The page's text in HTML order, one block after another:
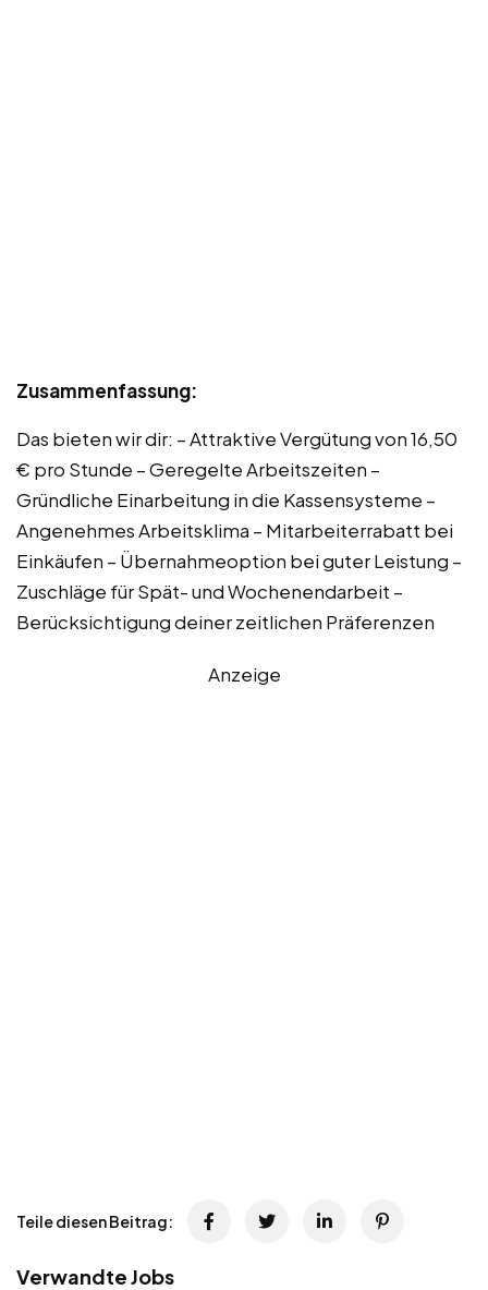
Zusammenfassung:
Das bieten wir dir: – Attraktive Vergütung von 16,50
€ pro Stunde – Geregelte Arbeitszeiten –
Gründliche Einarbeitung in die Kassensysteme –
Angenehmes Arbeitsklima – Mitarbeiterrabatt bei
Einkäufen – Übernahmeoption bei guter Leistung –
Zuschläge für Spät- und Wochenendarbeit –
Berücksichtigung deiner zeitlichen Präferenzen
Anzeige
Teile diesen Beitrag:
Verwandte Jobs